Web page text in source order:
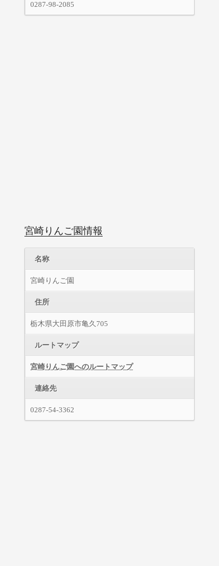
0287-98-2085
宮崎りんご園情報
名称
宮崎りんご園
住所
栃木県大田原市亀久705
ルートマップ
宮崎りんご園へのルートマップ
連絡先
0287-54-3362